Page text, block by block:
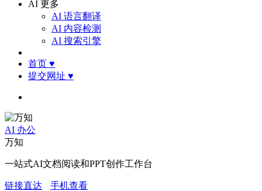
AI 更多
AI 语言翻译
AI 内容检测
AI 搜索引擎
首页 ♥
提交网址 ♥
AI 办公
万知
一站式AI文档阅读和PPT创作工作台
链接直达 手机查看